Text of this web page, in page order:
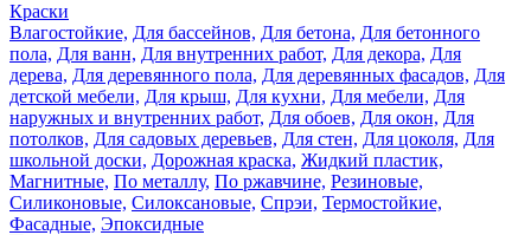
Краски
Влагостойкие, Для бассейнов, Для бетона, Для бетонного
пола, Для ванн, Для внутренних работ, Для декора, Для
дерева, Для деревянного пола, Для деревянных фасадов, Для
детской мебели, Для крыш, Для кухни, Для мебели, Для
наружных и внутренних работ, Для обоев, Для окон, Для
потолков, Для садовых деревьев, Для стен, Для цоколя, Для
школьной доски, Дорожная краска, Жидкий пластик,
Магнитные, По металлу, По ржавчине, Резиновые,
Силиконовые, Силоксановые, Спрэи, Термостойкие,
Фасадные, Эпоксидные